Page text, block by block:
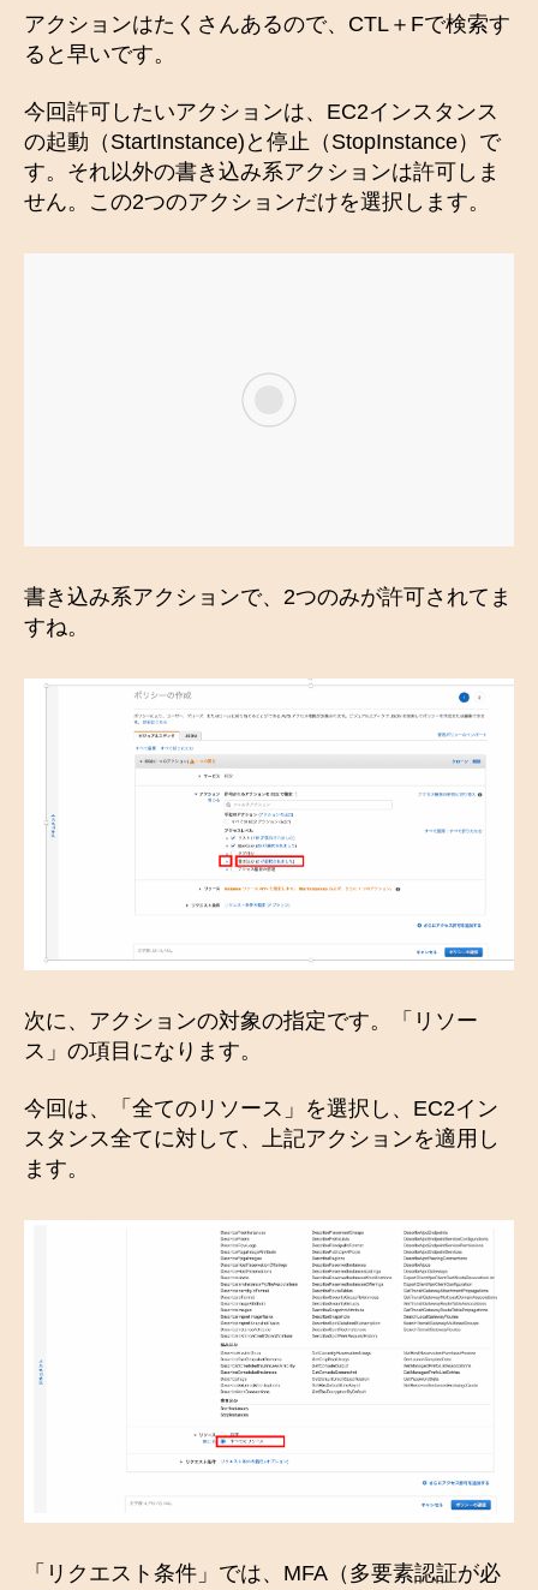
アクションはたくさんあるので、CTL＋Fで検索す
ると早いです。
今回許可したいアクションは、EC2インスタンス
の起動（StartInstance)と停止（StopInstance）で
す。それ以外の書き込み系アクションは許可しま
せん。この2つのアクションだけを選択します。
書き込み系アクションで、2つのみが許可されてま
すね。
次に、アクションの対象の指定です。「リソー
ス」の項目になります。
今回は、「全てのリソース」を選択し、EC2イン
スタンス全てに対して、上記アクションを適用し
ます。
「リクエスト条件」では、MFA（多要素認証が必